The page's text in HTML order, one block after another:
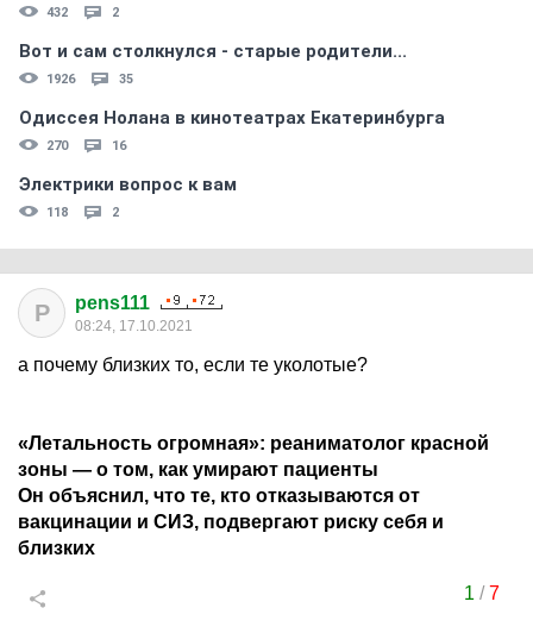
432 2
Вот и сам столкнулся - старые родители...
1926 35
Одиссея Нолана в кинотеатрах Екатеринбурга
270 16
Электрики вопрос к вам
118 2
P pens111
08:24, 17.10.2021
а почему близких то, если те уколотые?
«Летальность огромная»: реаниматолог красной
зоны — о том, как умирают пациенты
Он объяснил, что те, кто отказываются от
вакцинации и СИЗ, подвергают риску себя и
близких
1 /7